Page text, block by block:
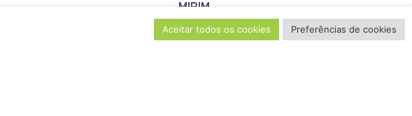
MIRIM
19/06/2026
Aceitar todos os cookies Preferências de cookies